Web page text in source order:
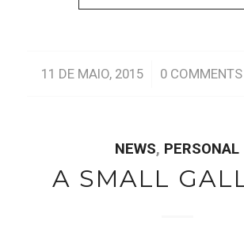
11 DE MAIO, 2015
/ 0 COMMENTS
/
NEWS, PERSONAL
A SMALL